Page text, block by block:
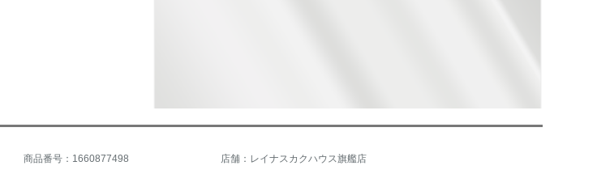
商品番号：1660877498
店舗：レイナスカクハウス旗艦店